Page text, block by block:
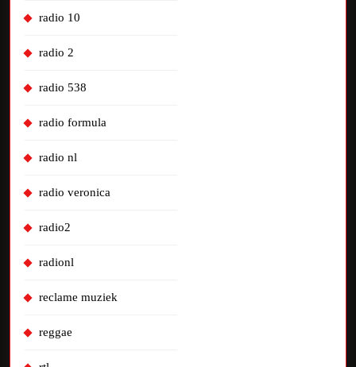
radio 10
radio 2
radio 538
radio formula
radio nl
radio veronica
radio2
radionl
reclame muziek
reggae